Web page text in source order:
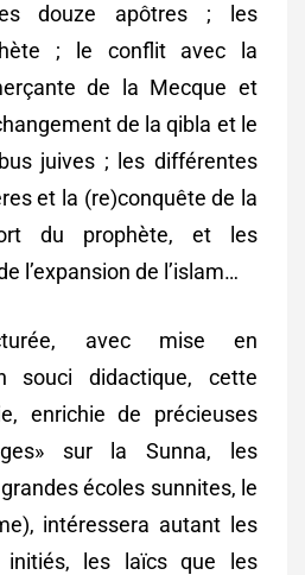
douze apôtres ; les
; le conflit avec la
de la Mecque et
de la qibla et le
juives ; les différentes
et la (re)conquête de la
du prophète, et les
l’expansion de l’islam…
avec mise en
souci didactique, cette
enrichie de précieuses
sur la Sunna, les
écoles sunnites, le
intéressera autant les
initiés, les laïcs que les